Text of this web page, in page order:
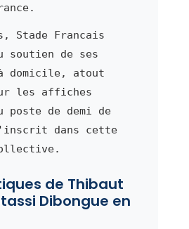
Stade Francais
soutien de ses
domicile, atout
les affiches
poste de demi de
dans cette
de Thibaut
Dibongue en